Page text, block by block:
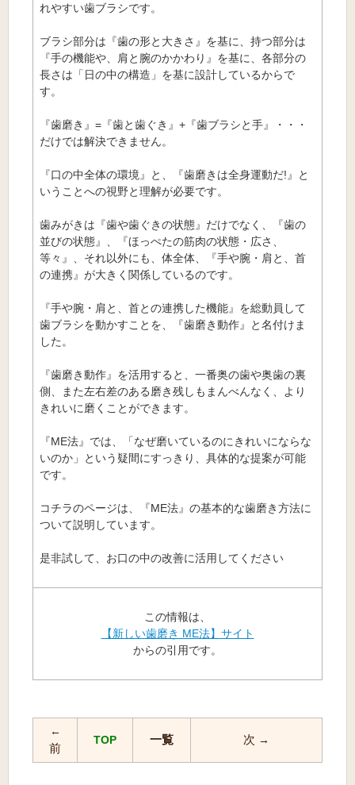
れやすい歯ブラシです。
ブラシ部分は『歯の形と大きさ』を基に、持つ部分は
『手の機能や、肩と腕のかかわり』を基に、各部分の
長さは「日の中の構造」を基に設計しているからで
す。
『歯磨き』=『歯と歯ぐき』+『歯ブラシと手』・・・
だけでは解決できません。
『口の中全体の環境』と、『歯磨きは全身運動だ!』と
いうことへの視野と理解が必要です。
歯みがきは『歯や歯ぐきの状態』だけでなく、『歯の
並びの状態』、『ほっぺたの筋肉の状態・広さ、
等々』、それ以外にも、体全体、『手や腕・肩と、首
の連携』が大きく関係しているのです。
『手や腕・肩と、首との連携した機能』を総動員して
歯ブラシを動かすことを、『歯磨き動作』と名付けま
した。
『歯磨き動作』を活用すると、一番奥の歯や奥歯の裏
側、また左右差のある磨き残しもまんべんなく、より
きれいに磨くことができます。
『ME法』では、「なぜ磨いているのにきれいにならな
いのか」という疑間にすっきり、具体的な提案が可能
です。
コチラのページは、『ME法』の基本的な歯磨き方法に
ついて説明しています。
是非試して、お口の中の改善に活用してください
この情報は、
【新しい歯磨き ME法】サイト
からの引用です。
←
前
TOP 一覧 次 →